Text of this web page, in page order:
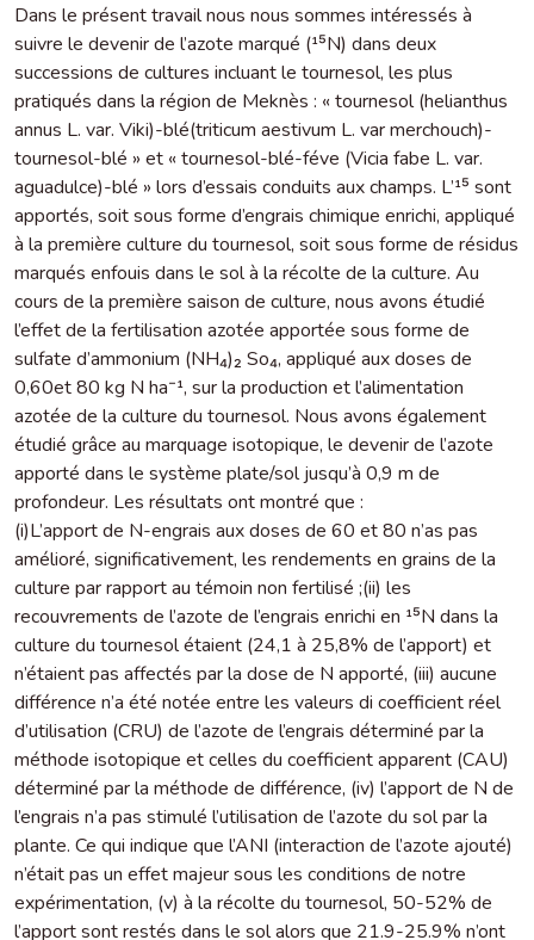
Dans le présent travail nous nous sommes intéressés à
suivre le devenir de l’azote marqué (¹⁵N) dans deux
successions de cultures incluant le tournesol, les plus
pratiqués dans la région de Meknès : « tournesol (helianthus
annus L. var. Viki)-blé(triticum aestivum L. var merchouch)-
tournesol-blé » et « tournesol-blé-féve (Vicia fabe L. var.
aguadulce)-blé » lors d’essais conduits aux champs. L’¹⁵ sont
apportés, soit sous forme d’engrais chimique enrichi, appliqué
à la première culture du tournesol, soit sous forme de résidus
marqués enfouis dans le sol à la récolte de la culture. Au
cours de la première saison de culture, nous avons étudié
l’effet de la fertilisation azotée apportée sous forme de
sulfate d’ammonium (NH₄)₂ So₄, appliqué aux doses de
0,60et 80 kg N ha⁻¹, sur la production et l’alimentation
azotée de la culture du tournesol. Nous avons également
étudié grâce au marquage isotopique, le devenir de l’azote
apporté dans le système plate/sol jusqu’à 0,9 m de
profondeur. Les résultats ont montré que :
(i)L’apport de N-engrais aux doses de 60 et 80 n’as pas
amélioré, significativement, les rendements en grains de la
culture par rapport au témoin non fertilisé ;(ii) les
recouvrements de l’azote de l’engrais enrichi en ¹⁵N dans la
culture du tournesol étaient (24,1 à 25,8% de l’apport) et
n’étaient pas affectés par la dose de N apporté, (iii) aucune
différence n’a été notée entre les valeurs di coefficient réel
d’utilisation (CRU) de l’azote de l’engrais déterminé par la
méthode isotopique et celles du coefficient apparent (CAU)
déterminé par la méthode de différence, (iv) l’apport de N de
l’engrais n’a pas stimulé l’utilisation de l’azote du sol par la
plante. Ce qui indique que l’ANI (interaction de l’azote ajouté)
n’était pas un effet majeur sous les conditions de notre
expérimentation, (v) à la récolte du tournesol, 50-52% de
l’apport sont restés dans le sol alors que 21.9-25.9% n’ont